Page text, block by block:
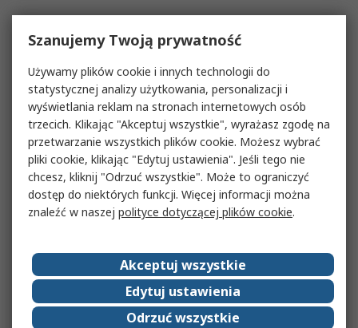
Szanujemy Twoją prywatność
Używamy plików cookie i innych technologii do
statystycznej analizy użytkowania, personalizacji i
wyświetlania reklam na stronach internetowych osób
trzecich. Klikając "Akceptuj wszystkie", wyrażasz zgodę na
przetwarzanie wszystkich plików cookie. Możesz wybrać
pliki cookie, klikając "Edytuj ustawienia". Jeśli tego nie
chcesz, kliknij "Odrzuć wszystkie". Może to ograniczyć
dostęp do niektórych funkcji. Więcej informacji można
znaleźć w naszej polityce dotyczącej plików cookie.
Akceptuj wszystkie
Edytuj ustawienia
Odrzuć wszystkie